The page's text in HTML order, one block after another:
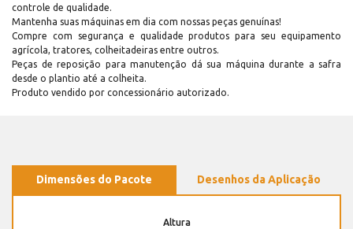
controle de qualidade.
Mantenha suas máquinas em dia com nossas peças genuínas!
Compre com segurança e qualidade produtos para seu equipamento
agrícola, tratores, colheitadeiras entre outros.
Peças de reposição para manutenção dá sua máquina durante a safra
desde o plantio até a colheita.
Produto vendido por concessionário autorizado.
Dimensões do Pacote Desenhos da Aplicação
Altura